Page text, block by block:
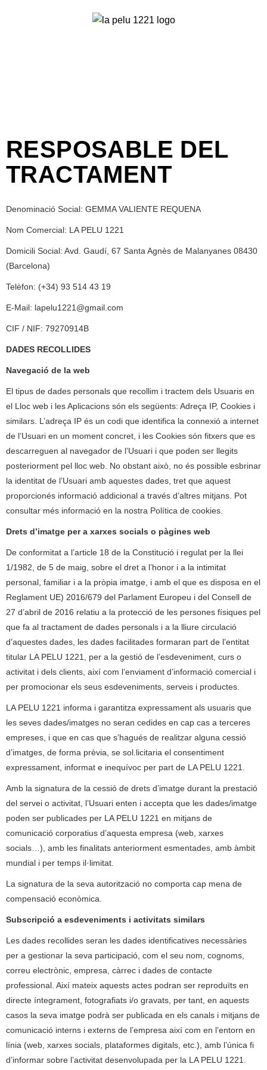
RESPOSABLE DEL
TRACTAMENT
Denominació Social: GEMMA VALIENTE REQUENA
Nom Comercial: LA PELU 1221
Domicili Social: Avd. Gaudí, 67 Santa Agnès de Malanyanes 08430
(Barcelona)
Telèfon: (+34) 93 514 43 19
E-Mail: lapelu1221@gmail.com
CIF / NIF: 79270914B
DADES RECOLLIDES
Navegació de la web
El tipus de dades personals que recollim i tractem dels Usuaris en
el Lloc web i les Aplicacions són els següents: Adreça IP, Cookies i
similars. L’adreça IP és un codi que identifica la connexió a internet
de l’Usuari en un moment concret, i les Cookies són fitxers que es
descarreguen al navegador de l’Usuari i que poden ser llegits
posteriorment pel lloc web. No obstant això, no és possible esbrinar
la identitat de l’Usuari amb aquestes dades, tret que aquest
proporcionés informació addicional a través d’altres mitjans. Pot
consultar més informació en la nostra Política de cookies.
Drets d’imatge per a xarxes socials o pàgines web
De conformitat a l’article 18 de la Constitució i regulat per la llei
1/1982, de 5 de maig, sobre el dret a l’honor i a la intimitat
personal, familiar i a la pròpia imatge, i amb el que es disposa en el
Reglament UE) 2016/679 del Parlament Europeu i del Consell de
27 d’abril de 2016 relatiu a la protecció de les persones físiques pel
que fa al tractament de dades personals i a la lliure circulació
d’aquestes dades, les dades facilitades formaran part de l’entitat
titular LA PELU 1221, per a la gestió de l’esdeveniment, curs o
activitat i dels clients, així com l’enviament d’informació comercial i
per promocionar els seus esdeveniments, serveis i productes.
LA PELU 1221 informa i garantitza expressament als usuaris que
les seves dades/imatges no seran cedides en cap cas a terceres
empreses, i que en cas que s’hagués de realitzar alguna cessió
d’imatges, de forma prèvia, se sol.licitaria el consentiment
expressament, informat e inequívoc per part de LA PELU 1221.
Amb la signatura de la cessió de drets d’imatge durant la prestació
del servei o activitat, l’Usuari enten i accepta que les dades/imatge
poden ser publicades per LA PELU 1221 en mitjans de
comunicació corporatius d’aquesta empresa (web, xarxes
socials…), amb les finalitats anteriorment esmentades, amb àmbit
mundial i per temps il·limitat.
La signatura de la seva autorització no comporta cap mena de
compensació econòmica.
Subscripció a esdeveniments i activitats similars
Les dades recollides seran les dades identificatives necessàries
per a gestionar la seva participació, com el seu nom, cognoms,
correu electrònic, empresa, càrrec i dades de contacte
professional. Així mateix aquests actes podran ser reproduïts en
directe íntegrament, fotografiats i/o gravats, per tant, en aquests
casos la seva imatge podrà ser publicada en els canals i mitjans de
comunicació interns i externs de l’empresa així com en l’entorn en
línia (web, xarxes socials, plataformes digitals, etc.), amb l’única fi
d’informar sobre l’activitat desenvolupada per la LA PELU 1221.